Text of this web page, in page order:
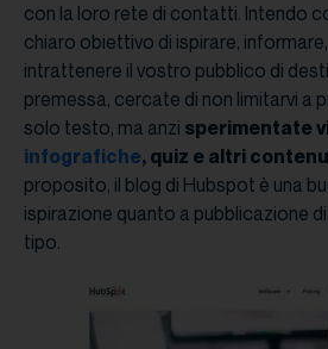
con la loro rete di contatti. Intendo
chiaro obiettivo di ispirare,
intrattenere il vostro pubblico di
premessa, cercate di non limitarvi a
solo testo, ma anzi sperimentate
infografiche, quiz e altri
proposito, il blog di Hubspot è una
ispirazione quanto a pubblicazione
tipo.